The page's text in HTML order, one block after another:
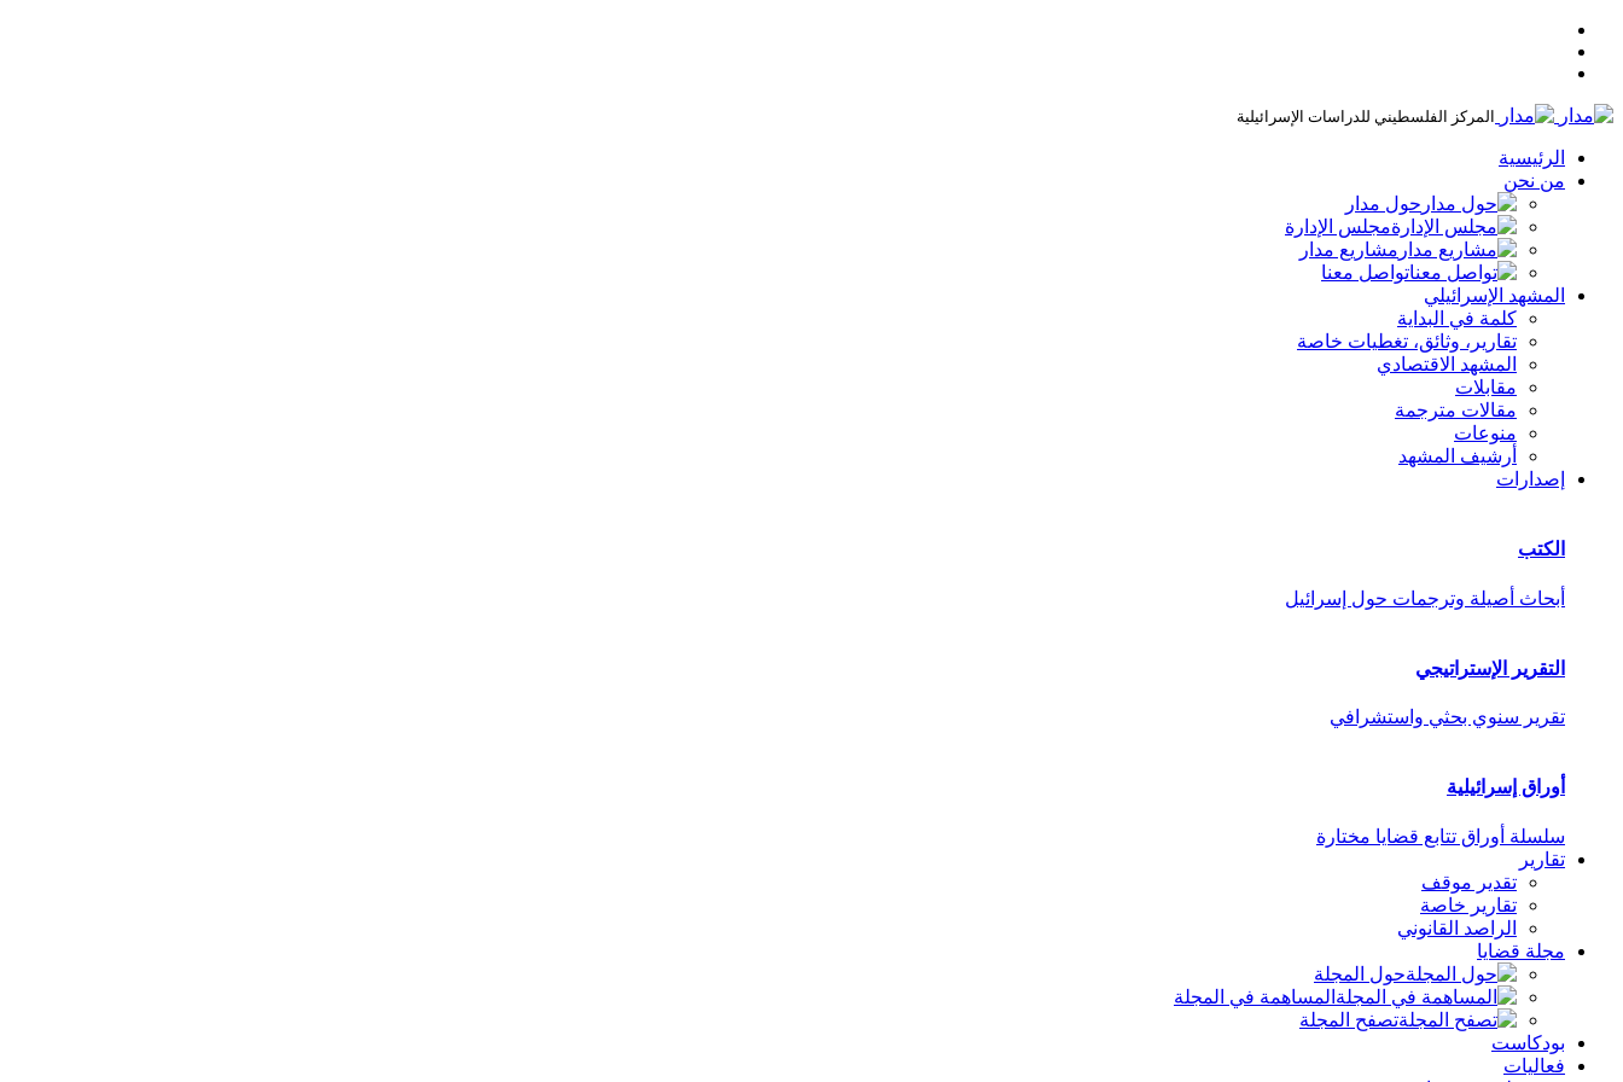
المركز الفلسطيني للدراسات الإسرائيلية
الرئيسية
من نحن
حول مدار
مجلس الإدارة
مشاريع مدار
تواصل معنا
المشهد الإسرائيلي
كلمة في البداية
تقارير، وثائق، تغطيات خاصة
المشهد الاقتصادي
مقابلات
مقالات مترجمة
منوعات
أرشيف المشهد
إصدارات
الكتب
أبحاث أصيلة وترجمات حول إسرائيل
التقرير الإستراتيجي
تقرير سنوي بحثي واستشرافي
أوراق إسرائيلية
سلسلة أوراق تتابع قضايا مختارة
تقارير
تقدير موقف
تقارير خاصة
الراصد القانوني
مجلة قضايا
حول المجلة
المساهمة في المجلة
تصفح المجلة
بودكاست
فعاليات